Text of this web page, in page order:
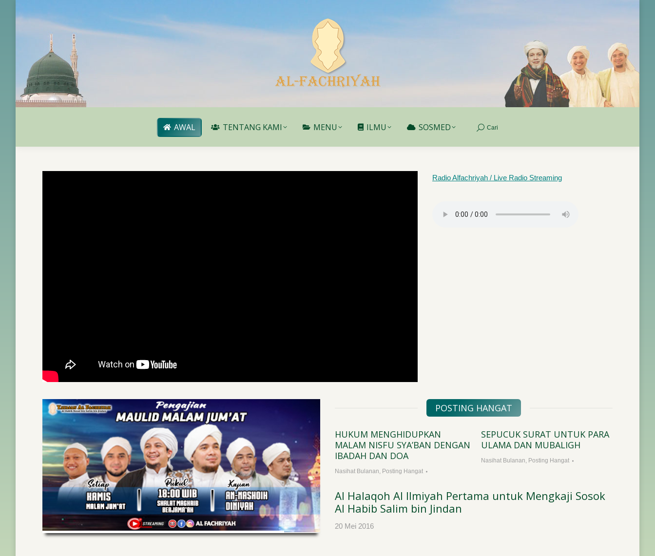
AWAL TENTANG KAMI MENU ILMU SOSMED Search:
Cari
Radio Alfachriyah / Live Radio Streaming
POSTING HANGAT
HUKUM FIQH UDH
HIYAH/QURBAN
Posting Hangat
DALIL PERKUMPULAN DZIKIR
DAN DOA MALAM NISFU
SYA’BAN | AHAD, 20 APRIL 2019
Audio Umum,Posting Hangat
HUKUM MENGHIDUPKAN
MALAM NISFU SYA’BAN DENGAN
IBADAH DAN DOA
Nasihat Bulanan, Posting Hangat
SEPUCUK SURAT UNTUK PARA
ULAMA DAN MUBALIGH
Nasihat Bulanan, Posting Hangat
Al Halaqoh Al Ilmiyah Pertama untuk Mengkaji Sosok
Al Habib Salim bin Jindan
20 Mei 2016
AWAL TENTANG KAMI MENU